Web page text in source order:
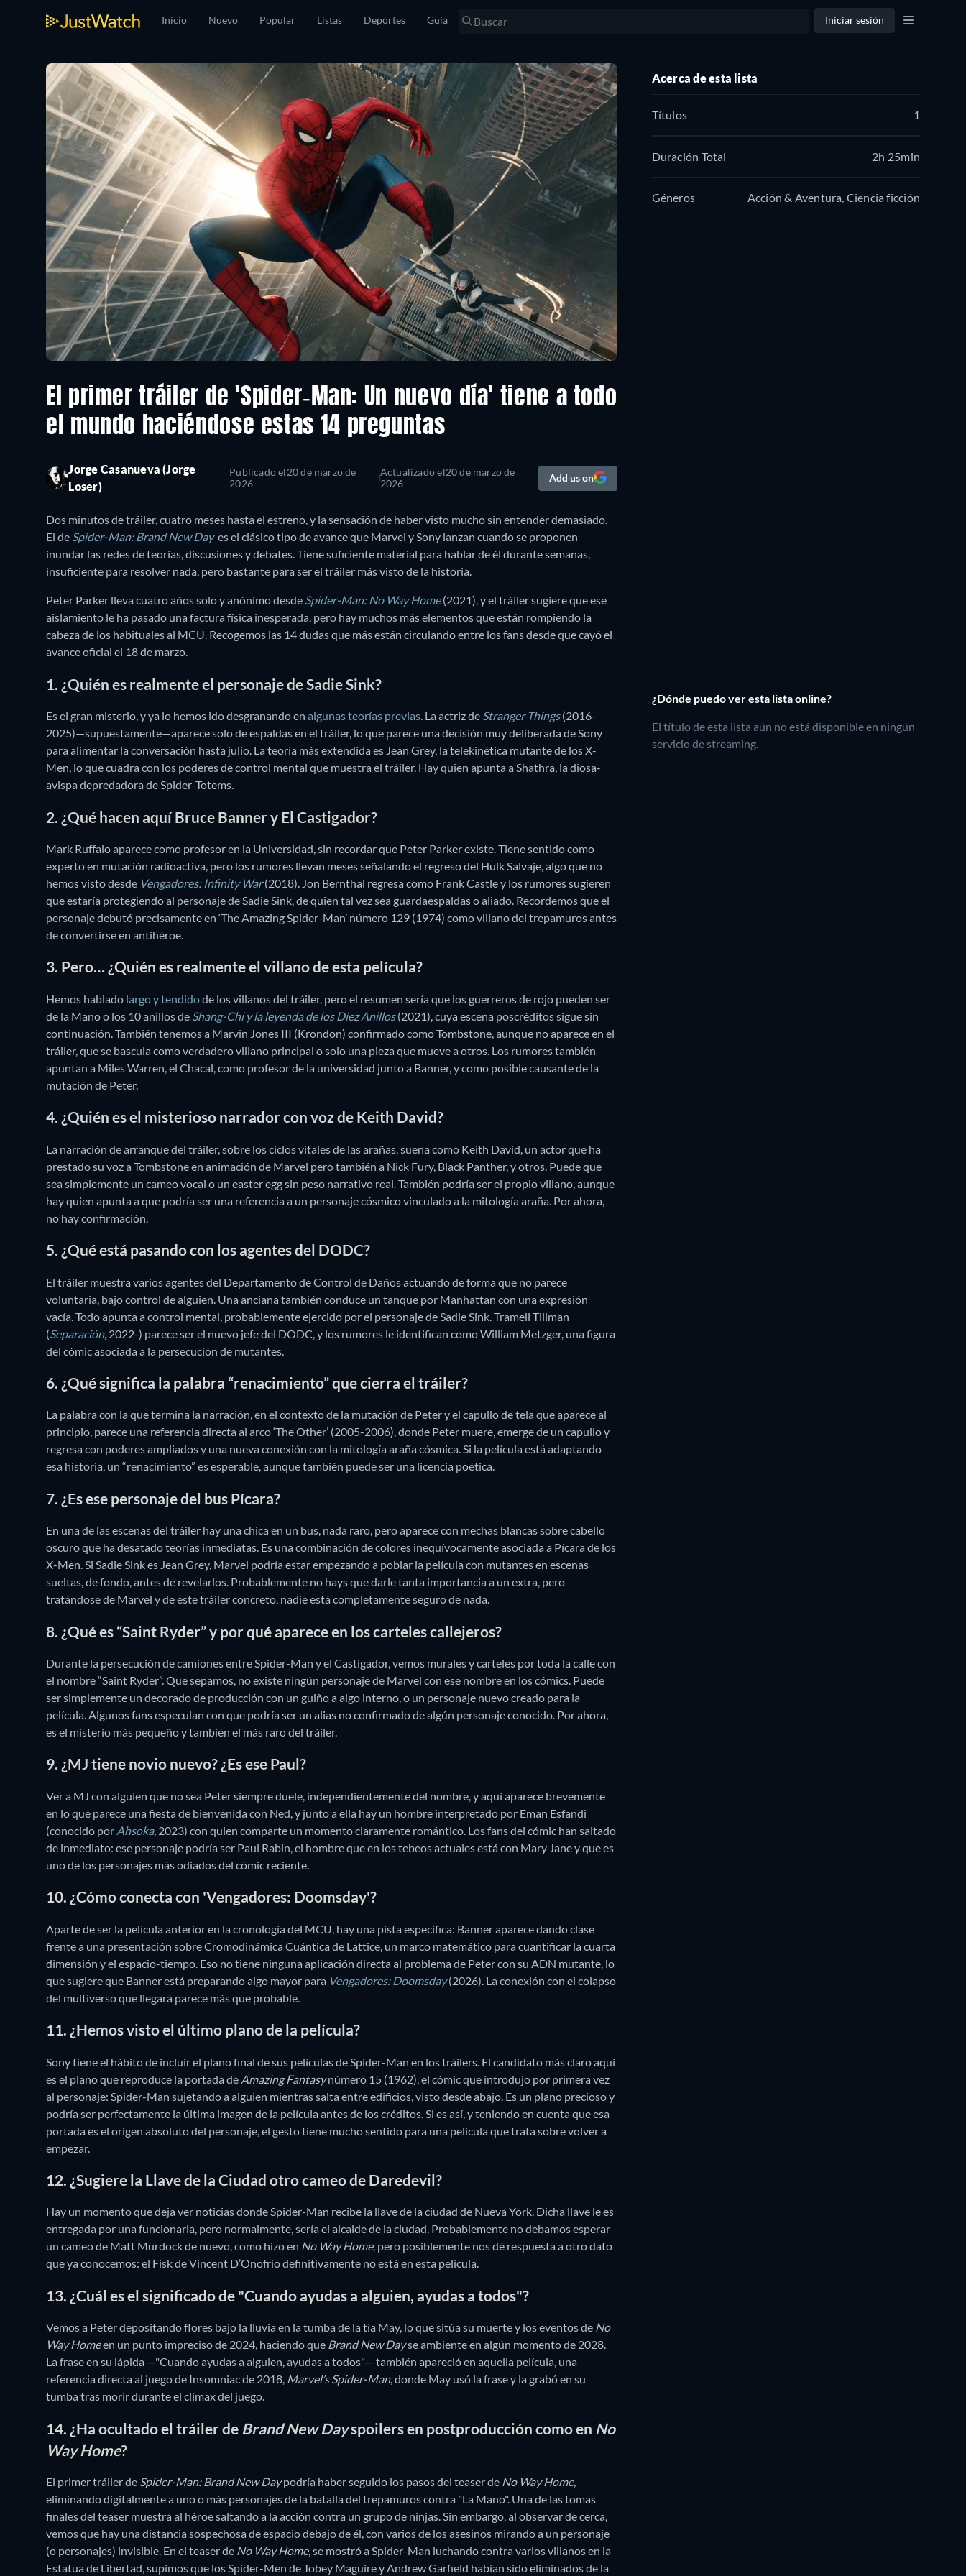
Inicio Nuevo Popular Listas Deportes Guía Iniciar sesión
El primer tráiler de 'Spider-Man: Un nuevo día' tiene a todo
el mundo haciéndose estas 14 preguntas
Jorge Casanueva (Jorge
Loser)
Publicado el20 de marzo de
2026
Actualizado el20 de marzo de
2026
Add us on
Dos minutos de tráiler, cuatro meses hasta el estreno, y la sensación de haber visto mucho sin entender demasiado.
El de Spider-Man: Brand New Dayes el clásico tipo de avance que Marvel y Sony lanzan cuando se proponen
inundar las redes de teorías, discusiones y debates. Tiene suficiente material para hablar de él durante semanas,
insuficiente para resolver nada, pero bastante para ser el tráiler más visto de la historia.
Peter Parker lleva cuatro años solo y anónimo desde Spider-Man: No Way Home(2021), y el tráiler sugiere que ese
aislamiento le ha pasado una factura física inesperada, pero hay muchos más elementos que están rompiendo la
cabeza de los habituales al MCU. Recogemos las 14 dudas que más están circulando entre los fans desde que cayó el
avance oficial el 18 de marzo.
1. ¿Quién es realmente el personaje de Sadie Sink?
Es el gran misterio, y ya lo hemos ido desgranando en algunas teorías previas. La actriz de Stranger Things(2016-
2025)—supuestamente—aparece solo de espaldas en el tráiler, lo que parece una decisión muy deliberada de Sony
para alimentar la conversación hasta julio. La teoría más extendida es Jean Grey, la telekinética mutante de los X-
Men, lo que cuadra con los poderes de control mental que muestra el tráiler. Hay quien apunta a Shathra, la diosa-
avispa depredadora de Spider-Totems.
2. ¿Qué hacen aquí Bruce Banner y El Castigador?
Mark Ruffalo aparece como profesor en la Universidad, sin recordar que Peter Parker existe. Tiene sentido como
experto en mutación radioactiva, pero los rumores llevan meses señalando el regreso del Hulk Salvaje, algo que no
hemos visto desde Vengadores: Infinity War(2018). Jon Bernthal regresa como Frank Castle y los rumores sugieren
que estaría protegiendo al personaje de Sadie Sink, de quien tal vez sea guardaespaldas o aliado. Recordemos que el
personaje debutó precisamente en ‘The Amazing Spider-Man’ número 129 (1974) como villano del trepamuros antes
de convertirse en antihéroe.
3. Pero… ¿Quién es realmente el villano de esta película?
Hemos hablado largo y tendidode los villanos del tráiler, pero el resumen sería que los guerreros de rojo pueden ser
de la Mano o los 10 anillos de Shang-Chi y la leyenda de los Diez Anillos(2021), cuya escena poscréditos sigue sin
continuación. También tenemos a Marvin Jones III (Krondon) confirmado como Tombstone, aunque no aparece en el
tráiler, que se bascula como verdadero villano principal o solo una pieza que mueve a otros. Los rumores también
apuntan a Miles Warren, el Chacal, como profesor de la universidad junto a Banner, y como posible causante de la
mutación de Peter.
4. ¿Quién es el misterioso narrador con voz de Keith David?
La narración de arranque del tráiler, sobre los ciclos vitales de las arañas, suena como Keith David, un actor que ha
prestado su voz a Tombstone en animación de Marvel pero también a Nick Fury, Black Panther, y otros. Puede que
sea simplemente un cameo vocal o un easter egg sin peso narrativo real. También podría ser el propio villano, aunque
hay quien apunta a que podría ser una referencia a un personaje cósmico vinculado a la mitología araña. Por ahora,
no hay confirmación.
5. ¿Qué está pasando con los agentes del DODC?
El tráiler muestra varios agentes del Departamento de Control de Daños actuando de forma que no parece
voluntaria, bajo control de alguien. Una anciana también conduce un tanque por Manhattan con una expresión
vacía. Todo apunta a control mental, probablemente ejercido por el personaje de Sadie Sink. Tramell Tillman
( Separación, 2022-) parece ser el nuevo jefe del DODC, y los rumores le identifican como William Metzger, una figura
del cómic asociada a la persecución de mutantes.
6. ¿Qué significa la palabra “renacimiento” que cierra el tráiler?
La palabra con la que termina la narración, en el contexto de la mutación de Peter y el capullo de tela que aparece al
principio, parece una referencia directa al arco ‘The Other’ (2005-2006), donde Peter muere, emerge de un capullo y
regresa con poderes ampliados y una nueva conexión con la mitología araña cósmica. Si la película está adaptando
esa historia, un “renacimiento” es esperable, aunque también puede ser una licencia poética.
7. ¿Es ese personaje del bus Pícara?
En una de las escenas del tráiler hay una chica en un bus, nada raro, pero aparece con mechas blancas sobre cabello
oscuro que ha desatado teorías inmediatas. Es una combinación de colores inequívocamente asociada a Pícara de los
X-Men. Si Sadie Sink es Jean Grey, Marvel podría estar empezando a poblar la película con mutantes en escenas
sueltas, de fondo, antes de revelarlos. Probablemente no hays que darle tanta importancia a un extra, pero
tratándose de Marvel y de este tráiler concreto, nadie está completamente seguro de nada.
8. ¿Qué es “Saint Ryder” y por qué aparece en los carteles callejeros?
Durante la persecución de camiones entre Spider-Man y el Castigador, vemos murales y carteles por toda la calle con
el nombre “Saint Ryder”. Que sepamos, no existe ningún personaje de Marvel con ese nombre en los cómics. Puede
ser simplemente un decorado de producción con un guiño a algo interno, o un personaje nuevo creado para la
película. Algunos fans especulan con que podría ser un alias no confirmado de algún personaje conocido. Por ahora,
es el misterio más pequeño y también el más raro del tráiler.
9. ¿MJ tiene novio nuevo? ¿Es ese Paul?
Ver a MJ con alguien que no sea Peter siempre duele, independientemente del nombre, y aquí aparece brevemente
en lo que parece una fiesta de bienvenida con Ned, y junto a ella hay un hombre interpretado por Eman Esfandi
(conocido por Ahsoka, 2023) con quien comparte un momento claramente romántico. Los fans del cómic han saltado
de inmediato: ese personaje podría ser Paul Rabin, el hombre que en los tebeos actuales está con Mary Jane y que es
uno de los personajes más odiados del cómic reciente.
10. ¿Cómo conecta con 'Vengadores: Doomsday'?
Aparte de ser la película anterior en la cronología del MCU, hay una pista específica: Banner aparece dando clase
frente a una presentación sobre Cromodinámica Cuántica de Lattice, un marco matemático para cuantificar la cuarta
dimensión y el espacio-tiempo. Eso no tiene ninguna aplicación directa al problema de Peter con su ADN mutante, lo
que sugiere que Banner está preparando algo mayor para Vengadores: Doomsday(2026). La conexión con el colapso
del multiverso que llegará parece más que probable.
11. ¿Hemos visto el último plano de la película?
Sony tiene el hábito de incluir el plano final de sus películas de Spider-Man en los tráilers. El candidato más claro aquí
es el plano que reproduce la portada de Amazing Fantasynúmero 15 (1962), el cómic que introdujo por primera vez
al personaje: Spider-Man sujetando a alguien mientras salta entre edificios, visto desde abajo. Es un plano precioso y
podría ser perfectamente la última imagen de la película antes de los créditos. Si es así, y teniendo en cuenta que esa
portada es el origen absoluto del personaje, el gesto tiene mucho sentido para una película que trata sobre volver a
empezar.
12. ¿Sugiere la Llave de la Ciudad otro cameo de Daredevil?
Hay un momento que deja ver noticias donde Spider-Man recibe la llave de la ciudad de Nueva York. Dicha llave le es
entregada por una funcionaria, pero normalmente, sería el alcalde de la ciudad. Probablemente no debamos esperar
un cameo de Matt Murdock de nuevo, como hizo en No Way Home, pero posiblemente nos dé respuesta a otro dato
que ya conocemos: el Fisk de Vincent D’Onofrio definitivamente no está en esta película.
13. ¿Cuál es el significado de "Cuando ayudas a alguien, ayudas a todos"?
Vemos a Peter depositando flores bajo la lluvia en la tumba de la tía May, lo que sitúa su muerte y los eventos de No
Way Homeen un punto impreciso de 2024, haciendo que Brand New Dayse ambiente en algún momento de 2028.
La frase en su lápida —"Cuando ayudas a alguien, ayudas a todos"— también apareció en aquella película, una
referencia directa al juego de Insomniac de 2018, Marvel’s Spider-Man, donde May usó la frase y la grabó en su
tumba tras morir durante el clímax del juego.
14. ¿Ha ocultado el tráiler de Brand New Dayspoilers en postproducción como en No
Way Home?
El primer tráiler de Spider-Man: Brand New Daypodría haber seguido los pasos del teaser de No Way Home,
eliminando digitalmente a uno o más personajes de la batalla del trepamuros contra "La Mano". Una de las tomas
finales del teaser muestra al héroe saltando a la acción contra un grupo de ninjas. Sin embargo, al observar de cerca,
vemos que hay una distancia sospechosa de espacio debajo de él, con varios de los asesinos mirando a un personaje
(o personajes) invisible. En el teaser de No Way Home, se mostró a Spider-Man luchando contra varios villanos en la
Estatua de Libertad, supimos que los Spider-Men de Tobey Maguire y Andrew Garfield habían sido eliminados de la
Acerca de esta lista
Títulos 1
Duración Total 2h 25min
Géneros Acción & Aventura, Ciencia ficción
¿Dónde puedo ver esta lista online?
El título de esta lista aún no está disponible en ningún
servicio de streaming.